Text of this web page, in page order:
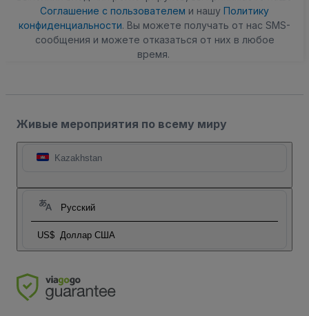
Соглашение с пользователем и нашу Политику
конфиденциальности. Вы можете получать от нас SMS-
сообщения и можете отказаться от них в любое
время.
Живые мероприятия по всему миру
Kazakhstan
Русский
US$ Доллар США